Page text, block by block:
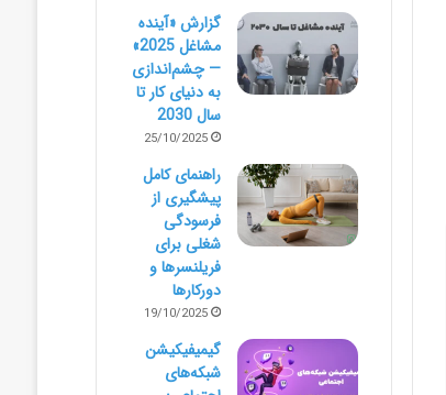
گزارش «آینده
مشاغل 2025»
— چشم‌اندازی
به دنیای کار تا
سال 2030
25/10/2025
راهنمای کامل
پیشگیری از
فرسودگی
شغلی برای
فریلنسرها و
دورکارها
19/10/2025
گیمیفیکیشن
شبکه‌های